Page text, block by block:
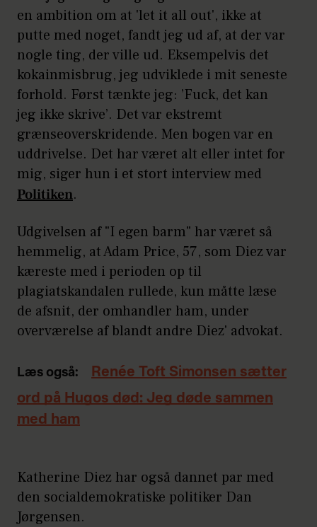
en ambition om at 'let it all out', ikke at
putte med noget, fandt jeg ud af, at der var
nogle ting, der ville ud. Eksempelvis det
kokainmisbrug, jeg udviklede i mit seneste
forhold. Først tænkte jeg: ’Fuck, det kan
jeg ikke skrive’. Det var ekstremt
grænseoverskridende. Men bogen var en
uddrivelse. Det har været alt eller intet for
mig, siger hun i et stort interview med
Politiken.
Udgivelsen af "I egen barm" har været så
hemmelig, at Adam Price, 57, som Diez var
kæreste med i perioden op til
plagiatskandalen rullede, kun måtte læse
de afsnit, der omhandler ham, under
overværelse af blandt andre Diez' advokat.
Læs også:
Renée Toft Simonsen sætter
ord på Hugos død: Jeg døde sammen
med ham
Katherine Diez har også dannet par med
den socialdemokratiske politiker Dan
Jørgensen.